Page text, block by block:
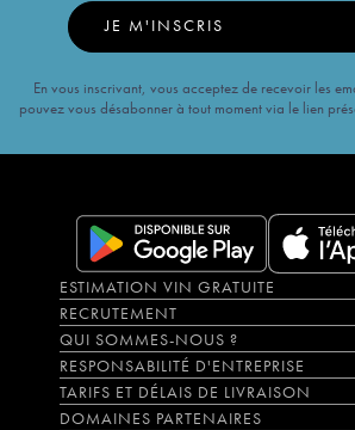
JE M'INSCRIS
En vous inscrivant, vous acceptez de recevoir les
pouvez vous désabonner à tout moment via le lien
ESTIMATION VIN GRATUITE
RECRUTEMENT
QUI SOMMES-NOUS ?
RESPONSABILITÉ D'ENTREPRISE
TARIFS ET DÉLAIS DE LIVRAISON
DOMAINES PARTENAIRES